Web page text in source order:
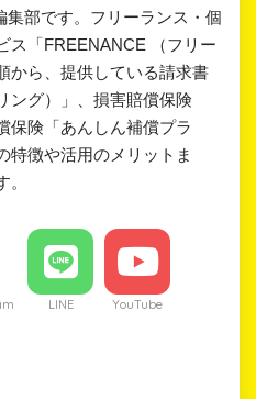
集部です。フリーランス・個
ス「FREENANCE （フリー
から、提供している請求書
ング）」、損害賠償保険
保険「あんしん補償プラ
特徴や活用のメリットま
LINE YouTube